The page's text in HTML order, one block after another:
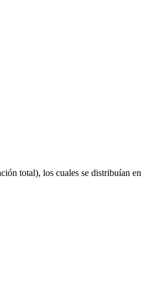
total), los cuales se distribuían en